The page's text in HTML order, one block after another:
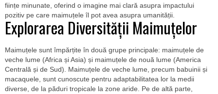
ființe minunate, oferind o imagine mai clară asupra impactului
pozitiv pe care maimuțele îl pot avea asupra umanității.
Explorarea Diversității Maimuțelor
Maimuțele sunt împărțite în două grupe principale: maimuțele de
veche lume (Africa și Asia) și maimuțele de nouă lume (America
Centrală și de Sud). Maimuțele de veche lume, precum babuinii și
macaquele, sunt cunoscute pentru adaptabilitatea lor la medii
diverse, de la păduri tropicale la zone aride. Pe de altă parte,